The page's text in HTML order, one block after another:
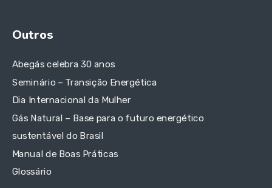
Outros
Abegás celebra 30 anos
Seminário – Transição Energética
Dia Internacional da Mulher
Gás Natural – Base para o futuro energético
sustentável do Brasil
Manual de Boas Práticas
Glossário